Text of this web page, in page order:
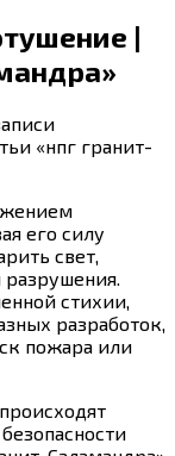
|
«нпг гранит-
его силу
свет,
стихии,
разработок,
пожара или